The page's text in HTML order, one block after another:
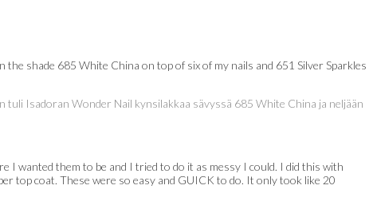
shade 685 White China on top of six of my nails and 651 Silver Sparkles
tuli Isadoran Wonder Nail kynsilakkaa sävyssä 685 White China ja neljään
I wanted them to be and I tried to do it as messy I could. I did this with
top coat. These were so easy and GUICK to do. It only took like 20